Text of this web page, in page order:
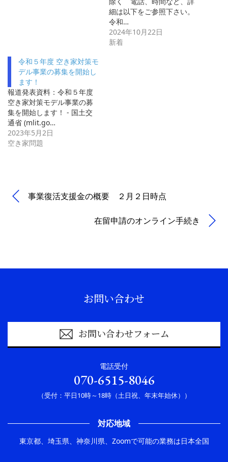
細は以下をご参照下さい。
令和…
2024年10月22日
新着
令和５年度 空き家対策モ
デル事業の募集を開始し
ます！
報道発表資料：令和５年度
空き家対策モデル事業の募
集を開始します！ - 国土交
通省 (mlit.go…
2023年5月2日
空き家問題
事業復活支援金の概要 ２月２日時点
在留申請のオンライン手続き
お問い合わせ
お問い合わせフォーム
電話受付
070-6515-8046
（受付：平日10時～18時（土日祝、年末年始休））
対応地域
東京都、埼玉県、神奈川県、Zoomで可能の業務は日本全国